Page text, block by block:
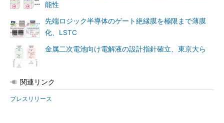
能性
先端ロジック半導体のゲート絶縁膜を極限まで薄膜
化、LSTC
金属二次電池向け電解液の設計指針確立、東京大ら
関連リンク
プレスリリース